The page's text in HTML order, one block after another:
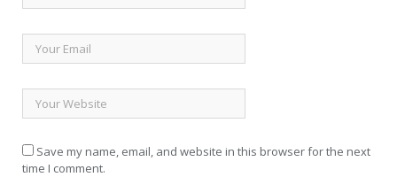
Save my name, email, and website in this browser for the next
time I comment.